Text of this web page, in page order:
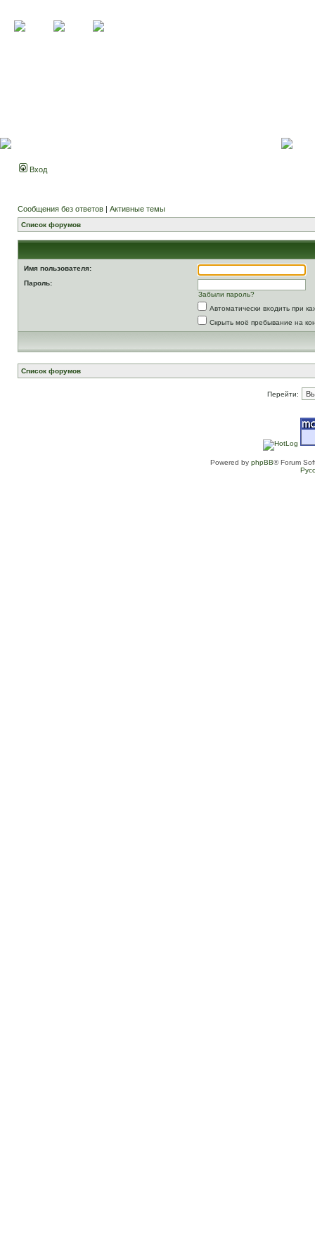
Вход
Сообщения без ответов | Активные темы
Список форумов
Имя пользователя:
Пароль:
Забыли пароль?
Автоматически входить при
Скрыть моё пребывание на
Список форумов
Перейти:
Powered by phpBB® Forum